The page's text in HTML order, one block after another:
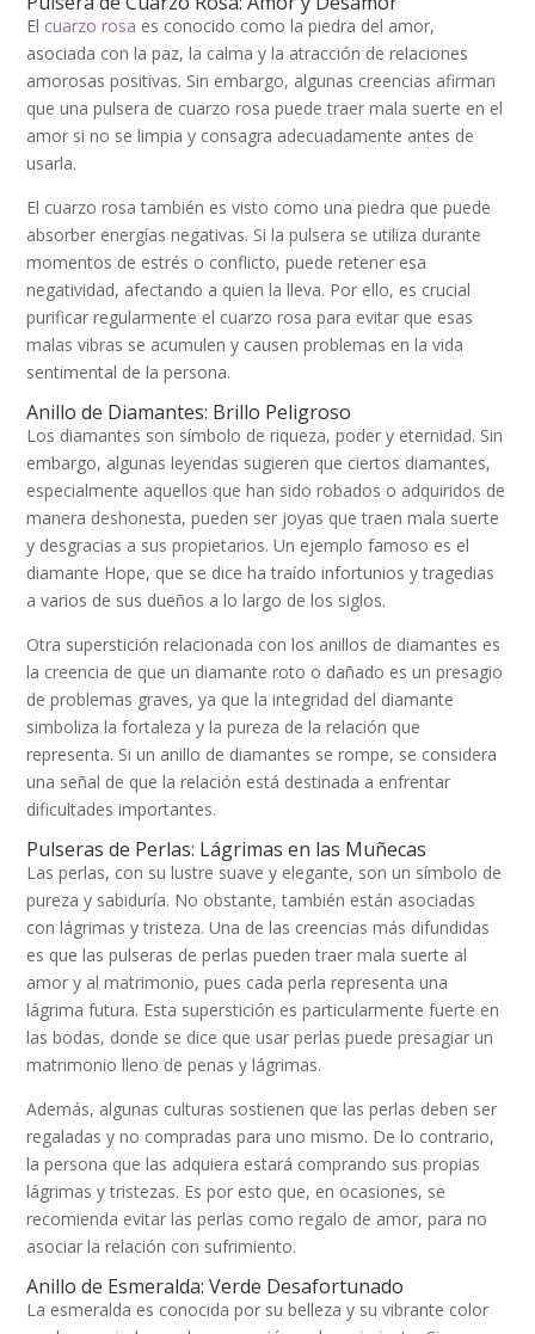
El cuarzo rosa es conocido como la piedra del amor,
asociada con la paz, la calma y la atracción de relaciones
amorosas positivas. Sin embargo, algunas creencias afirman
que una pulsera de cuarzo rosa puede traer mala suerte en el
amor si no se limpia y consagra adecuadamente antes de
usarla.
El cuarzo rosa también es visto como una piedra que puede
absorber energías negativas. Si la pulsera se utiliza durante
momentos de estrés o conflicto, puede retener esa
negatividad, afectando a quien la lleva. Por ello, es crucial
purificar regularmente el cuarzo rosa para evitar que esas
malas vibras se acumulen y causen problemas en la vida
sentimental de la persona.
Anillo de Diamantes: Brillo Peligroso
Los diamantes son símbolo de riqueza, poder y eternidad. Sin
embargo, algunas leyendas sugieren que ciertos diamantes,
especialmente aquellos que han sido robados o adquiridos de
manera deshonesta, pueden ser joyas que traen mala suerte
y desgracias a sus propietarios. Un ejemplo famoso es el
diamante Hope, que se dice ha traído infortunios y tragedias
a varios de sus dueños a lo largo de los siglos.
Otra superstición relacionada con los anillos de diamantes es
la creencia de que un diamante roto o dañado es un presagio
de problemas graves, ya que la integridad del diamante
simboliza la fortaleza y la pureza de la relación que
representa. Si un anillo de diamantes se rompe, se considera
una señal de que la relación está destinada a enfrentar
dificultades importantes.
Pulseras de Perlas: Lágrimas en las Muñecas
Las perlas, con su lustre suave y elegante, son un símbolo de
pureza y sabiduría. No obstante, también están asociadas
con lágrimas y tristeza. Una de las creencias más difundidas
es que las pulseras de perlas pueden traer mala suerte al
amor y al matrimonio, pues cada perla representa una
lágrima futura. Esta superstición es particularmente fuerte en
las bodas, donde se dice que usar perlas puede presagiar un
matrimonio lleno de penas y lágrimas.
Además, algunas culturas sostienen que las perlas deben ser
regaladas y no compradas para uno mismo. De lo contrario,
la persona que las adquiera estará comprando sus propias
lágrimas y tristezas. Es por esto que, en ocasiones, se
recomienda evitar las perlas como regalo de amor, para no
asociar la relación con sufrimiento.
Anillo de Esmeralda: Verde Desafortunado
La esmeralda es conocida por su belleza y su vibrante color